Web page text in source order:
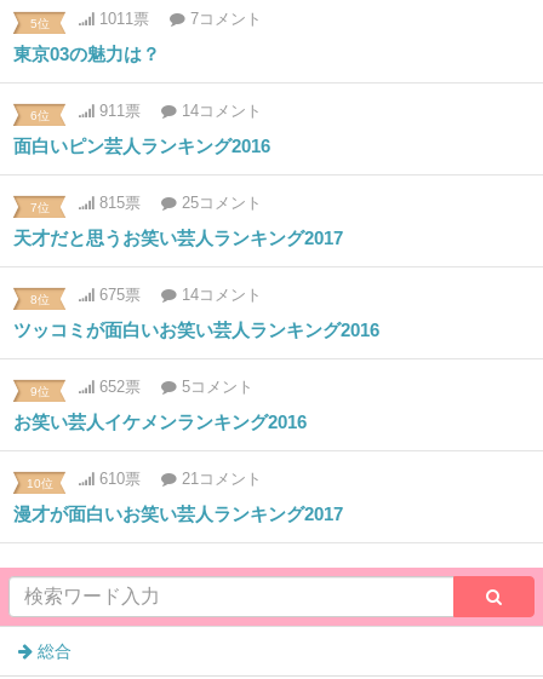
5位 1011票 7コメント
東京03の魅力は？
6位 911票 14コメント
面白いピン芸人ランキング2016
7位 815票 25コメント
天才だと思うお笑い芸人ランキング2017
8位 675票 14コメント
ツッコミが面白いお笑い芸人ランキング2016
9位 652票 5コメント
お笑い芸人イケメンランキング2016
10位 610票 21コメント
漫才が面白いお笑い芸人ランキング2017
総合